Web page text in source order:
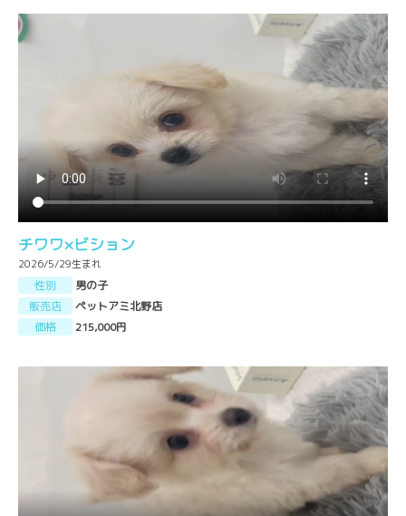
チワワ×ビション
2026/5/29生まれ
性別
男の子
販売店
ペットアミ北野店
価格
215,000円